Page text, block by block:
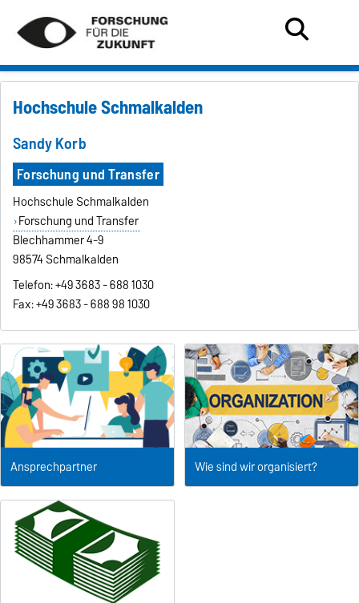
Hochschule Schmalkalden
Sandy Korb
Forschung und Transfer
Hochschule Schmalkalden
Forschung und Transfer
Blechhammer 4-9
98574 Schmalkalden
Telefon: +49 3683 - 688 1030
Fax: +49 3683 - 688 98 1030
Ansprechpartner Wie sind wir organisiert?